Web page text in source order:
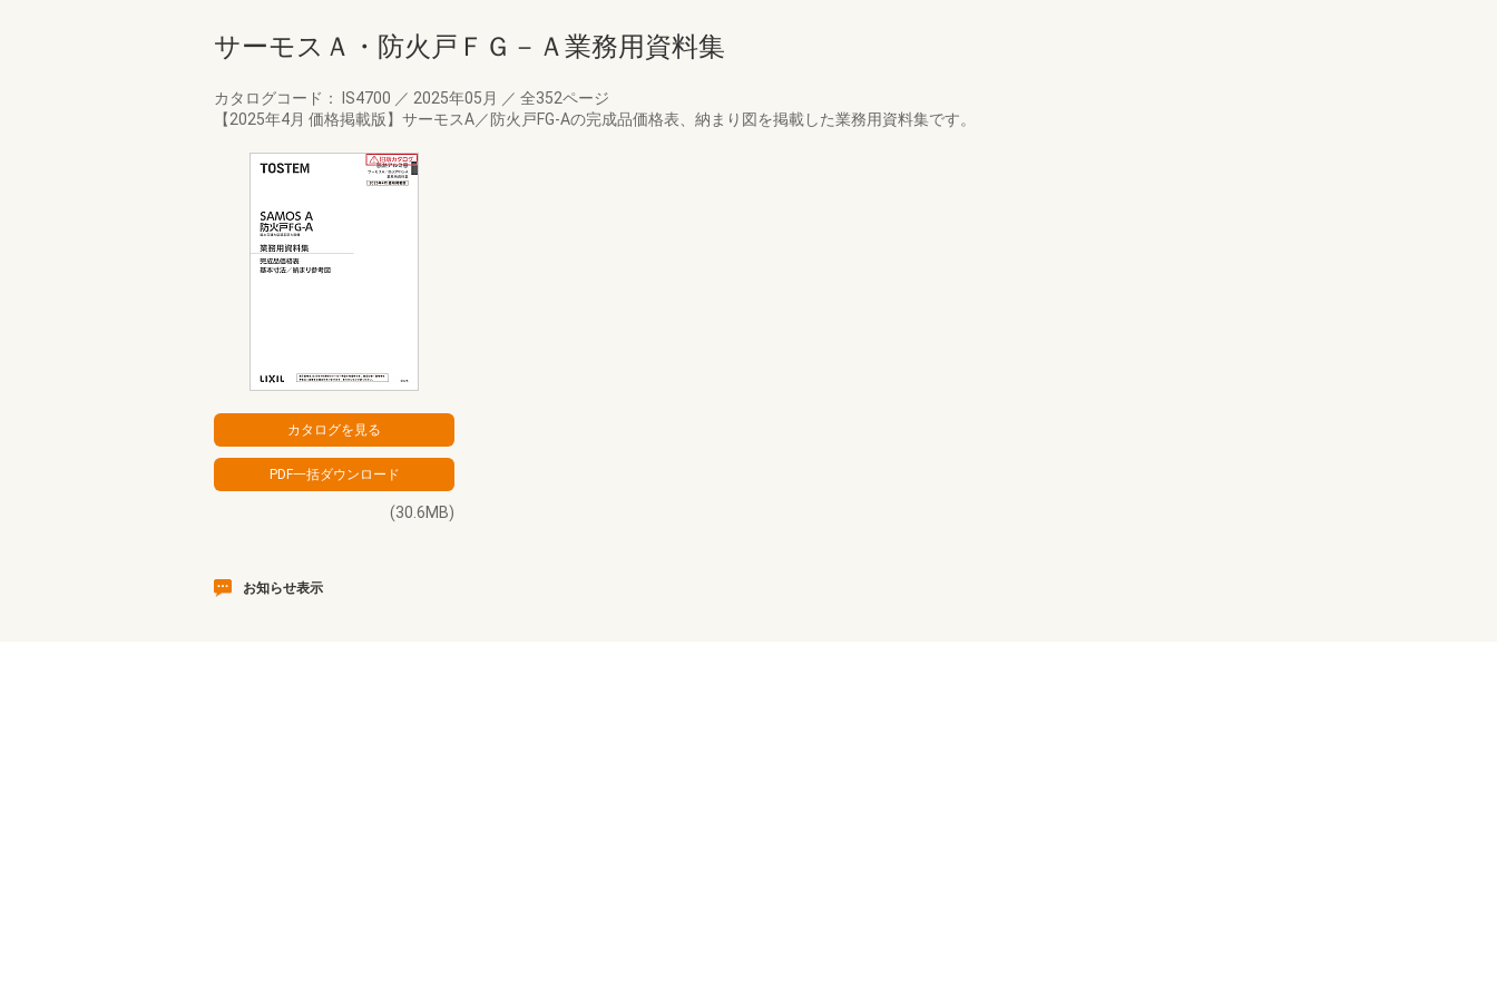
サーモスＡ・防火戸ＦＧ－Ａ業務用資料集
カタログコード： IS4700 ／ 2025年05月 ／ 全352ページ
【2025年4月 価格掲載版】サーモスA／防火戸FG-Aの完成品価格表、納まり図を掲載した業務用資料集です。
(30.6MB)
お知らせ表示